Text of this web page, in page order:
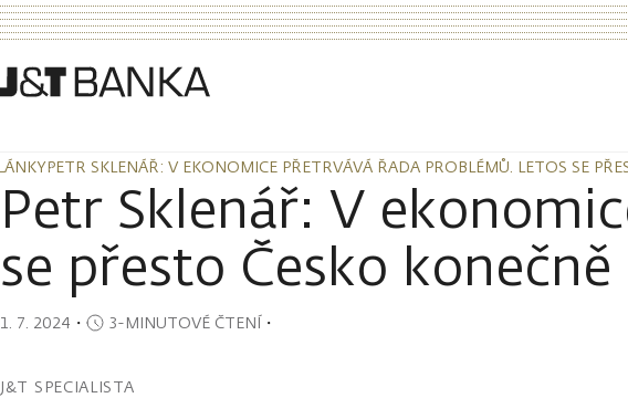
PETR SKLENÁŘ: V EKONOMICE PŘETRVÁVÁ ŘADA PROBLÉMŮ. LETOS SE
PETR SKLENÁŘ: V EKONOMICE PŘETRVÁVÁ ŘADA PROBLÉMŮ. LETOS SE
Petr Sklenář: V
se přesto Česko
1. 7. 2024 ・ 3-MINUTOVÉ ČTENÍ・
J&T SPECIALISTA